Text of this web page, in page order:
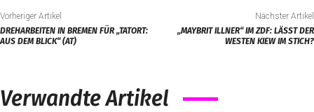
Vorheriger Artikel
DREHARBEITEN IN BREMEN FÜR „TATORT:
AUS DEM BLICK“ (AT)
Nächster Artikel
„MAYBRIT ILLNER“ IM ZDF: LÄSST DER
WESTEN KIEW IM STICH?
Verwandte Artikel